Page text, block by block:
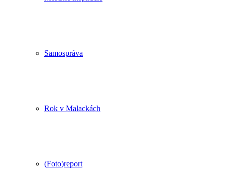
Samospráva
Rok v Malackách
(Foto)report